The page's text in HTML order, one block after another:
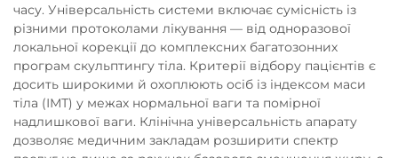
часу. Універсальність системи включає сумісність із
різними протоколами лікування — від одноразової
локальної корекції до комплексних багатозонних
програм скульптингу тіла. Критерії відбору пацієнтів є
досить широкими й охоплюють осіб із індексом маси
тіла (ІМТ) у межах нормальної ваги та помірної
надлишкової ваги. Клінічна універсальність апарату
дозволяє медичним закладам розширити спектр